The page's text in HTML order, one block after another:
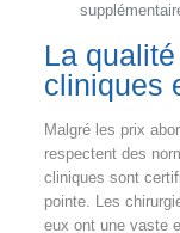
La
cliniques
Malgré les prix
respectent des
cliniques sont
pointe. Les
eux ont une vaste